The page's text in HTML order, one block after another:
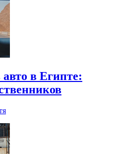
в Египте: